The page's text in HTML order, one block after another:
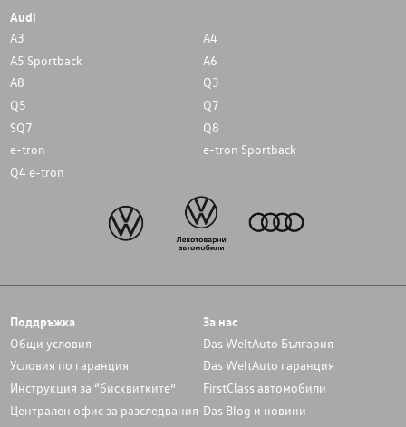
Audi
A3
A4
A5 Sportback
A6
A8
Q3
Q5
Q7
SQ7
Q8
e-tron
e-tron Sportback
Q4 e-tron
Поддръжка
Общи условия
Условия по гаранция
Инструкция за “бисквитките”
Централен офис за разследвания
За нас
Das WeltAuto България
Das WeltAuto гаранция
FirstClass автомобили
Das Blog и новини